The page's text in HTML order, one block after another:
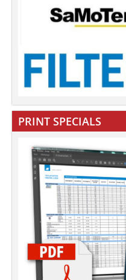
PRINT SPECIALS